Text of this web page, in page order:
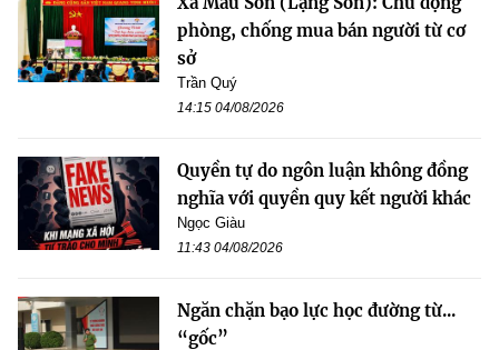
phòng, chống mua bán người từ cơ
sở
Trần Quý
14:15 04/08/2026
Quyền tự do ngôn luận không đồng
nghĩa với quyền quy kết người khác
Ngọc Giàu
11:43 04/08/2026
Ngăn chặn bạo lực học đường từ...
“gốc”